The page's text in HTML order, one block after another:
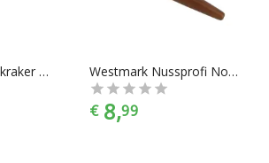
Westmark Notenkraker - RVS/Hout - 18 cm Westmark Nussprofi Notenkraker - RVS/Hout - 17 cm
€ 8,99